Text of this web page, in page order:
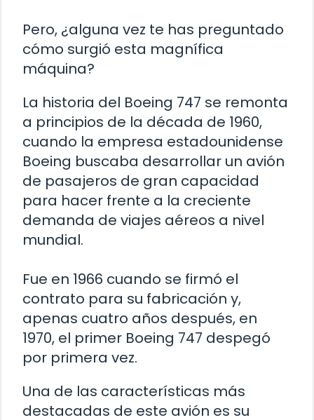
Pero, ¿alguna vez te has preguntado
cómo surgió esta magnífica
máquina?
La historia del Boeing 747 se remonta
a principios de la década de 1960,
cuando la empresa estadounidense
Boeing buscaba desarrollar un avión
de pasajeros de gran capacidad
para hacer frente a la creciente
demanda de viajes aéreos a nivel
mundial.
Fue en 1966 cuando se firmó el
contrato para su fabricación y,
apenas cuatro años después, en
1970, el primer Boeing 747 despegó
por primera vez.
Una de las características más
destacadas de este avión es su